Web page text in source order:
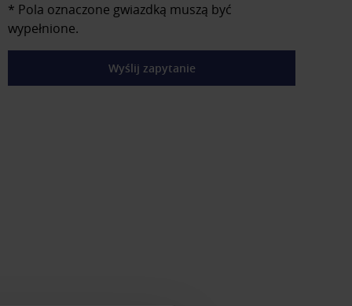
* Pola oznaczone gwiazdką muszą być
wypełnione.
Wyślij zapytanie